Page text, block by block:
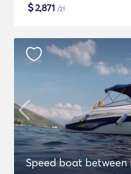
$2,871 /zi
Speed boat between